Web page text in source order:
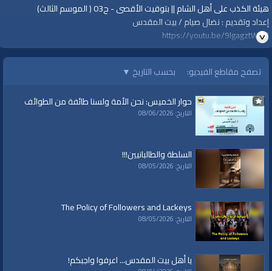
هيئة الكذب على أهل الشام || بتوقيت الأقصى - ح03 ( الموسم الثالث)
إعداد وتقديم : نضال صيام / بيت المقدس
https://youtu.be/9lgagztWwfI
#منتهك_الحرمات_عراب_المصالحات
لمشاهدة المزيد
https://www.youtube.com/playlist?
=================
::: لا تنسوا الاشتراك في القناة وتفعيل زر الجرس ليصلكم الجديد دائمًا، ونرحب
#قناة_الواقية
www.alwaqiyah.tv
لمتابعة المزيد من إنتاجات قناة الواقية
قناة الواقية على تيليجرام
https://t.me/AlWaqiyahTV
قناة الواقية على الفيسبوك
قناة الواقية على تويتر
تصفح مقاطع الفيديو: بحسب التاريخ ▼
حوار الخميس: نحن الأمة ولسنا طائفة من الطوائف
التاريخ: 08/06/2026
السلطة والطالبانيين!!!
التاريخ: 08/05/2026
The Policy of Followers and Lackeys
التاريخ: 08/05/2026
يا أهل بيت المقدس... اعرفوا واجبكم!